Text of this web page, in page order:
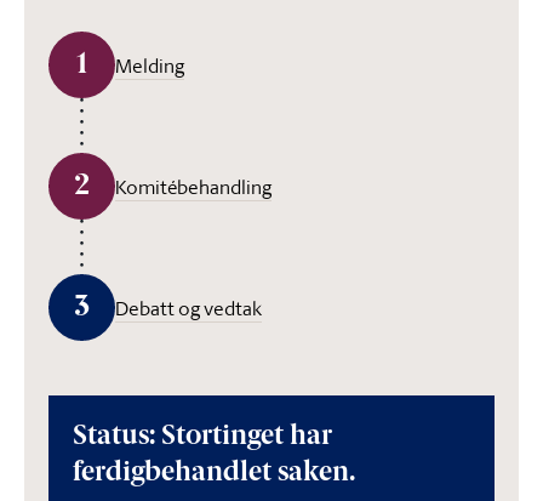
1 Melding
2 Komitébehandling
3 Debatt og vedtak
Status: Stortinget har
ferdigbehandlet saken.